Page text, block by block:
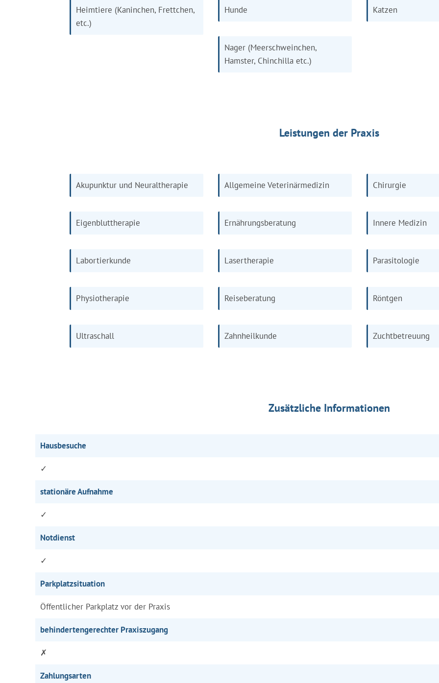
Heimtiere (Kaninchen, Frettchen,
etc.)
Hunde Katzen
Nager (Meerschweinchen,
Hamster, Chinchilla etc.)
Leistungen der Praxis
Akupunktur und Neuraltherapie Allgemeine Veterinärmedizin Chirurgie
Eigenbluttherapie Ernährungsberatung Innere Medizin
Labortierkunde Lasertherapie Parasitologie
Physiotherapie Reiseberatung Röntgen
Ultraschall Zahnheilkunde Zuchtbetreuung
Zusätzliche Informationen
Hausbesuche
✓
stationäre Aufnahme
✓
Notdienst
✓
Parkplatzsituation
Öffentlicher Parkplatz vor der Praxis
behindertengerechter Praxiszugang
✗
Zahlungsarten